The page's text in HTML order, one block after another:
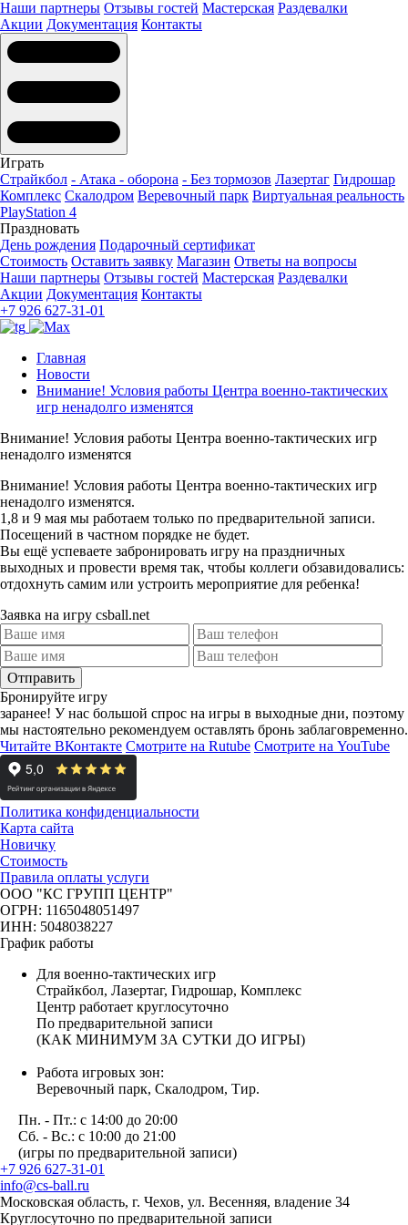
Наши партнеры Отзывы гостей Мастерская Раздевалки
Акции Документация Контакты
Играть
Страйкбол - Атака - оборона - Без тормозов Лазертаг Гидрошар
Комплекс Скалодром Веревочный парк Виртуальная реальность
PlayStation 4
Праздновать
День рождения Подарочный сертификат
Стоимость Оставить заявку Магазин Ответы на вопросы
Наши партнеры Отзывы гостей Мастерская Раздевалки
Акции Документация Контакты
+7 926 627-31-01
Главная
Новости
Внимание! Условия работы Центра военно-тактических
игр ненадолго изменятся
Внимание! Условия работы Центра военно-тактических игр
ненадолго изменятся
Внимание! Условия работы Центра военно-тактических игр
ненадолго изменятся.
1,8 и 9 мая мы работаем только по предварительной записи.
Посещений в частном порядке не будет.
Вы ещё успеваете забронировать игру на праздничных
выходных и провести время так, чтобы коллеги обзавидовались:
отдохнуть самим или устроить мероприятие для ребенка!
Заявка на игру csball.net
Отправить
Бронируйте игру
заранее! У нас большой спрос на игры в выходные дни, поэтому
мы настоятельно рекомендуем оставлять бронь заблаговременно.
Читайте ВКонтакте Смотрите на Rutube Смотрите на YouTube
Политика конфиденциальности
Карта сайта
Новичку
Стоимость
Правила оплаты услуги
ООО "КС ГРУПП ЦЕНТР"
ОГРН: 1165048051497
ИНН: 5048038227
График работы
Для военно-тактических игр
Страйкбол, Лазертаг, Гидрошар, Комплекс
Центр работает круглосуточно
По предварительной записи
(КАК МИНИМУМ ЗА СУТКИ ДО ИГРЫ)
Работа игровых зон:
Веревочный парк, Скалодром, Тир.
Пн. - Пт.: с 14:00 до 20:00
Сб. - Вс.: с 10:00 до 21:00
(игры по предварительной записи)
+7 926 627-31-01
info@cs-ball.ru
Московская область, г. Чехов, ул. Весенняя, владение 34
Круглосуточно по предварительной записи